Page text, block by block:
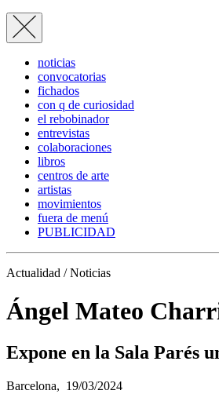
noticias
convocatorias
fichados
con q de curiosidad
el rebobinador
entrevistas
colaboraciones
libros
centros de arte
artistas
movimientos
fuera de menú
PUBLICIDAD
Actualidad / Noticias
Ángel Mateo
Expone en la Sala Parés
Barcelona, 19/03/2024